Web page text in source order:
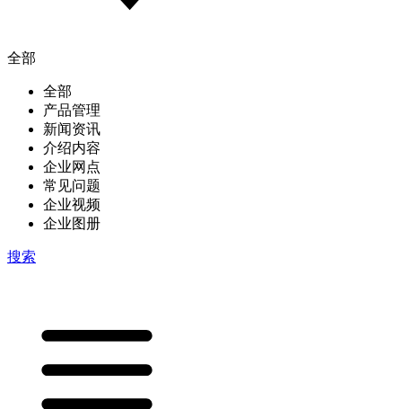
全部
全部
产品管理
新闻资讯
介绍内容
企业网点
常见问题
企业视频
企业图册
搜索